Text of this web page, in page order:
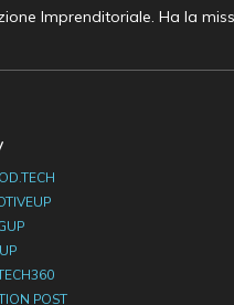
Imprenditoriale. Ha la
POST